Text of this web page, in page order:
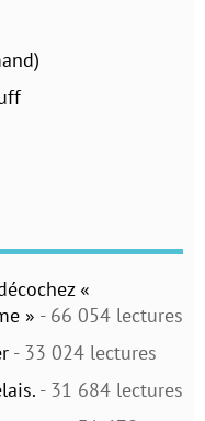
«
» - 66 054 lectures
- 33 024 lectures
- 31 684 lectures